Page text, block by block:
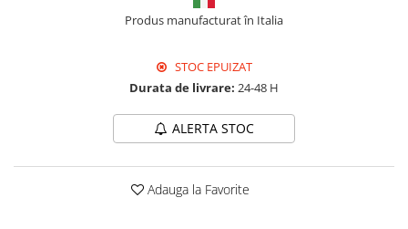
Produs manufacturat în Italia
STOC EPUIZAT
Durata de livrare: 24-48 H
ALERTA STOC
Adauga la Favorite